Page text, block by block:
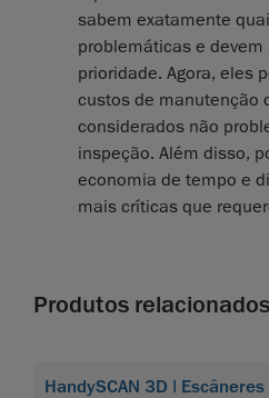
sabem exatamente
problemáticas e devem
prioridade. Agora, eles
custos de manutenção
considerados não
inspeção. Além disso,
economia de tempo e
mais críticas que
Produtos relacionados
HandySCAN 3D | Escâneres